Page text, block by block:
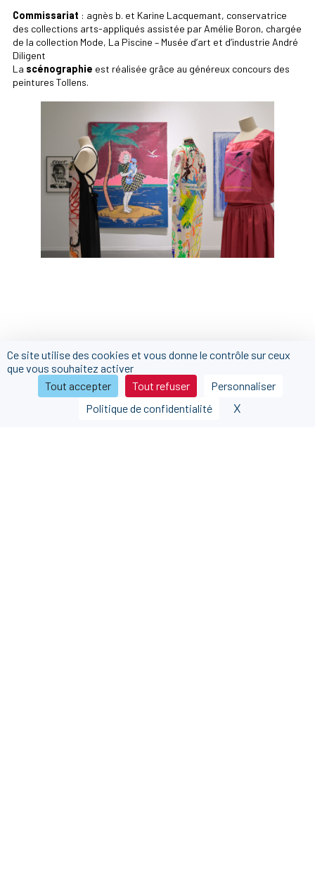
Ce site utilise des cookies et vous donne le contrôle sur ceux
que vous souhaitez activer
Tout accepter
Tout refuser
Personnaliser
Politique de confidentialité
X
Commissariat : agnès b. et Karine Lacquemant, conservatrice
des collections arts-appliqués assistée par Amélie Boron, chargée
de la collection Mode, La Piscine – Musée d’art et d’industrie André
Diligent
La scénographie est réalisée grâce au généreux concours des
peintures Tollens.